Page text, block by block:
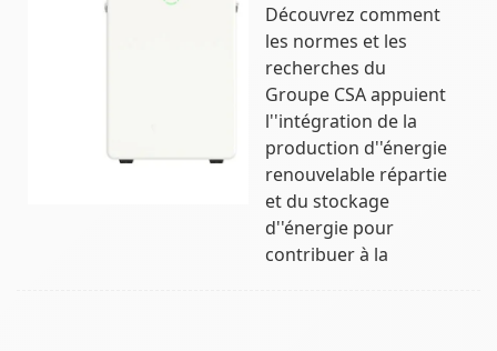
Découvrez comment
les normes et les
recherches du
Groupe CSA appuient
l''intégration de la
production d''énergie
renouvelable répartie
et du stockage
d''énergie pour
contribuer à la